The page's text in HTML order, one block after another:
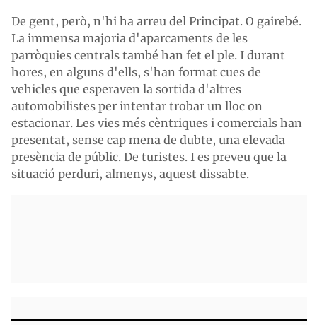
De gent, però, n'hi ha arreu del Principat. O gairebé.
La immensa majoria d'aparcaments de les
parròquies centrals també han fet el ple. I durant
hores, en alguns d'ells, s'han format cues de
vehicles que esperaven la sortida d'altres
automobilistes per intentar trobar un lloc on
estacionar. Les vies més cèntriques i comercials han
presentat, sense cap mena de dubte, una elevada
presència de públic. De turistes. I es preveu que la
situació perduri, almenys, aquest dissabte.